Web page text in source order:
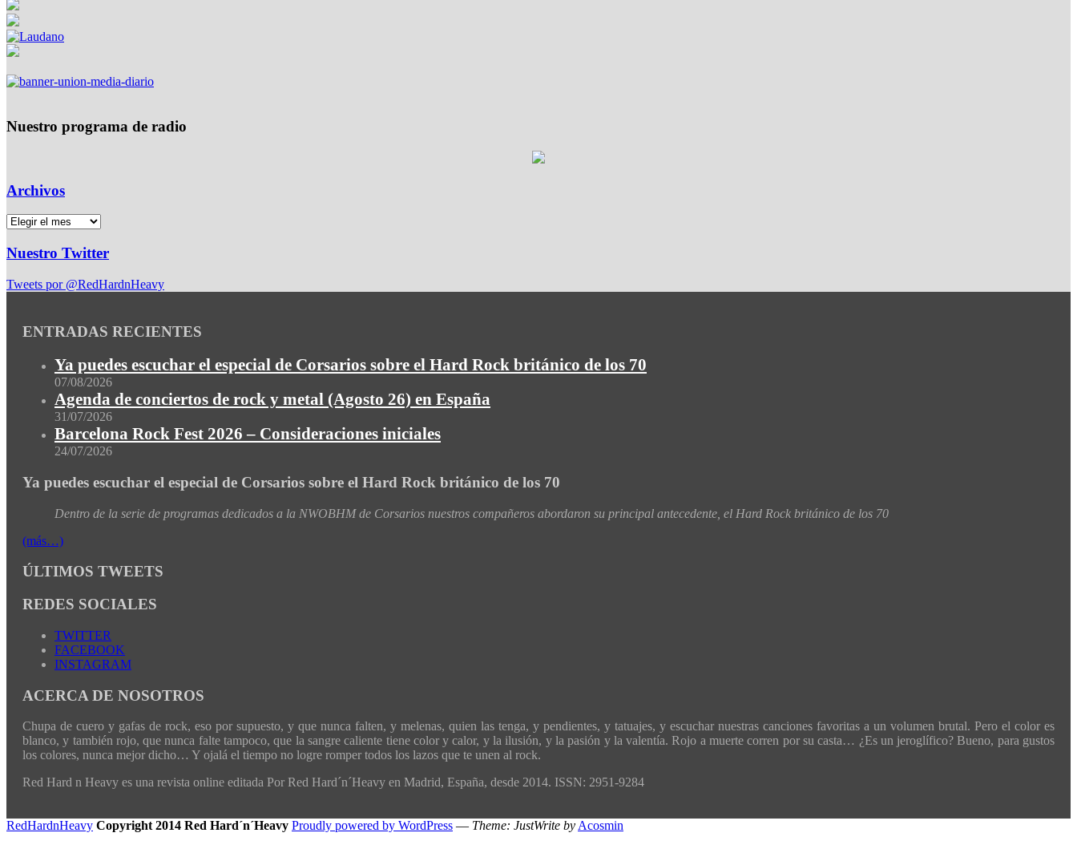
Nuestro programa de radio
Archivos
Nuestro Twitter
Tweets por @RedHardnHeavy
ENTRADAS RECIENTES
Ya puedes escuchar el especial de Corsarios sobre el Hard Rock británico de los 70
07/08/2026
Agenda de conciertos de rock y metal (Agosto 26) en España
31/07/2026
Barcelona Rock Fest 2026 – Consideraciones iniciales
24/07/2026
Ya puedes escuchar el especial de Corsarios sobre el Hard Rock británico de los 70
Dentro de la serie de programas dedicados a la NWOBHM de Corsarios nuestros compañeros abordaron su principal antecedente, el Hard Rock británico de los 70
(más…)
ÚLTIMOS TWEETS
REDES SOCIALES
TWITTER
FACEBOOK
INSTAGRAM
ACERCA DE NOSOTROS
Chupa de cuero y gafas de rock, eso por supuesto, y que nunca falten, y melenas, quien las tenga, y pendientes, y tatuajes, y escuchar nuestras canciones favoritas a un volumen brutal. Pero el color es
blanco, y también rojo, que nunca falte tampoco, que la sangre caliente tiene color y calor, y la ilusión, y la pasión y la valentía. Rojo a muerte corren por su casta… ¿Es un jeroglífico? Bueno, para gustos
los colores, nunca mejor dicho… Y ojalá el tiempo no logre romper todos los lazos que te unen al rock.
Red Hard n Heavy es una revista online editada Por Red Hard´n´Heavy en Madrid, España, desde 2014. ISSN: 2951-9284
RedHardnHeavy Copyright 2014 Red Hard´n´Heavy Proudly powered by WordPress — Theme: JustWrite by Acosmin